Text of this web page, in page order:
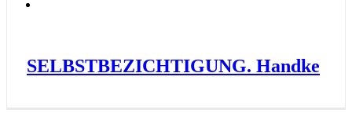
SELBSTBEZICHTIGUNG. Handke